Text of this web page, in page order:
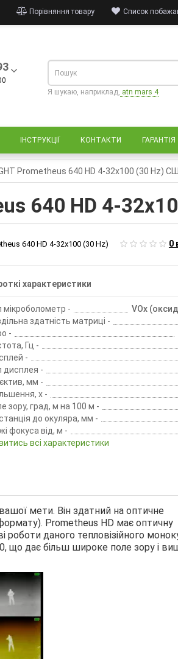
Список
Порівняння товару
Я шукаю, наприклад, atn mars 4
ІНСТРУКЦІЇ КОНТАКТИ
Prometheus 640 HD 4-32x100 (30 Hz)
640 HD 4-
640 HD 4-32x100 (30 Hz) 0
характеристики
мікроболометр -
VOx
здатність матриці -
-
Гц -
-
дисплея -
мм -
х -
зору, град, м на 100 м -
до окуляра, мм -
фокуса від, м -
всі характеристики
мети. Він здатний на оптичне
Prometheus HD має оптичну
роботи даного тепловізійного
що дає більш широке поле зору і